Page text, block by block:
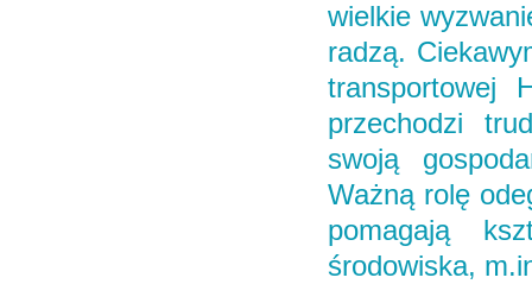
wielkie
radzą.
transportowej
przechodzi
swoją
Ważną rolę
pomagają
środowiska,